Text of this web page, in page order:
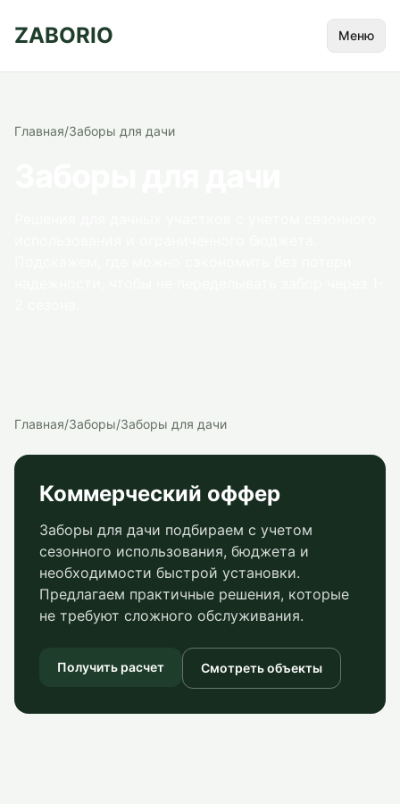
ZABORIO Меню
Главная/Заборы для дачи
Главная/Заборы/Заборы для дачи
Коммерческий оффер
Заборы для дачи подбираем с учетом
сезонного использования, бюджета и
необходимости быстрой установки.
Предлагаем практичные решения, которые
не требуют сложного обслуживания.
Получить расчет Смотреть объекты